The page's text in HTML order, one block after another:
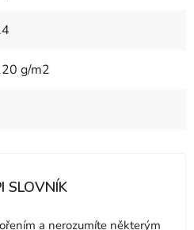
g/m2
SLOVNÍK
a nerozumíte některým